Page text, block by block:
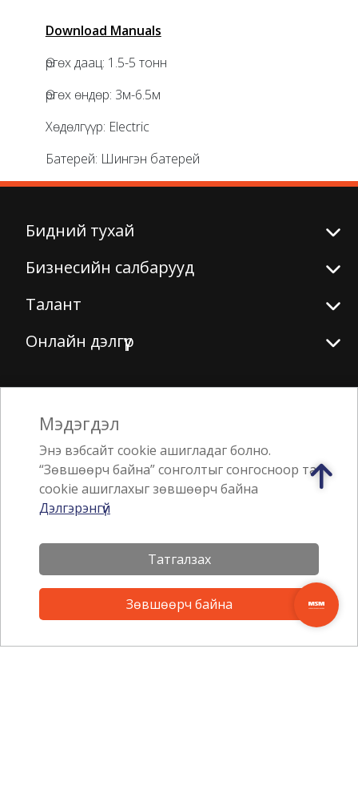
Download Manuals
Өргөх даац: 1.5-5 тонн
Өргөх өндөр: 3м-6.5м
Хөдөлгүүр: Electric
Батерей: Шингэн батерей
Бидний тухай
Бизнесийн салбарууд
Талант
Онлайн дэлгүүр
Аппликэйшн татах
Мэдэгдэл
Энэ вэбсайт cookie ашигладаг болно.
“Зөвшөөрч байна” сонголтыг сонгосноор та
cookie ашиглахыг зөвшөөрч байна
Дэлгэрэнгүй
Татгалзах
Зөвшөөрч байна